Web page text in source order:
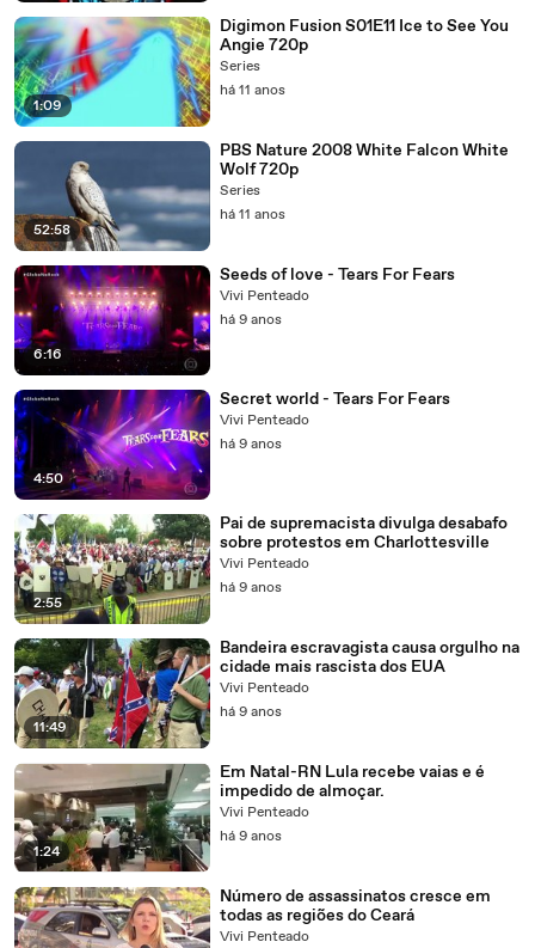
1:09
Digimon Fusion S01E11 Ice to See You
Angie 720p
Series
há 11 anos
52:58
PBS Nature 2008 White Falcon White
Wolf 720p
Series
há 11 anos
6:16
Seeds of love - Tears For Fears
Vivi Penteado
há 9 anos
4:50
Secret world - Tears For Fears
Vivi Penteado
há 9 anos
2:55
Pai de supremacista divulga desabafo
sobre protestos em Charlottesville
Vivi Penteado
há 9 anos
11:49
Bandeira escravagista causa orgulho na
cidade mais rascista dos EUA
Vivi Penteado
há 9 anos
1:24
Em Natal-RN Lula recebe vaias e é
impedido de almoçar.
Vivi Penteado
há 9 anos
Número de assassinatos cresce em
todas as regiões do Ceará
Vivi Penteado